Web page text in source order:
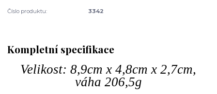
Číslo produktu: 3342
Kompletní specifikace
Velikost: 8,9cm x 4,8cm x 2,7cm,
váha 206,5g